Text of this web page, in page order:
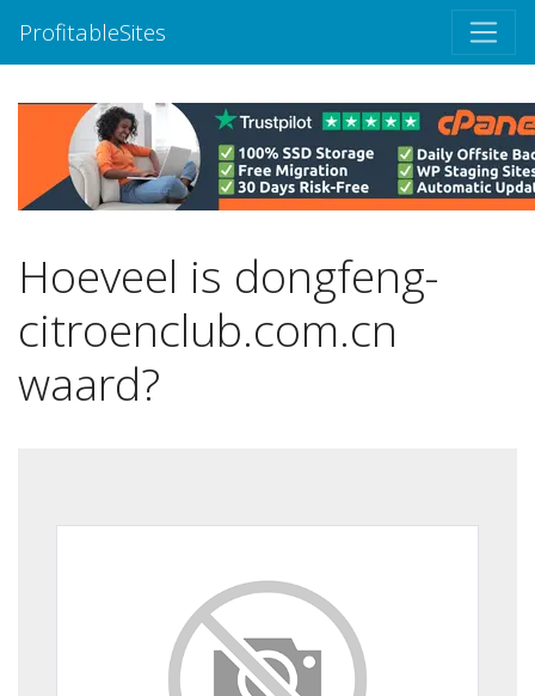
ProfitableSites
Hoeveel is dongfeng-
citroenclub.com.cn
waard?